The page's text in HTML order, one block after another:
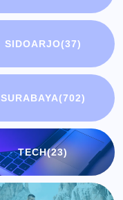
SIDOARJO(37)
SURABAYA(702)
TECH(23)